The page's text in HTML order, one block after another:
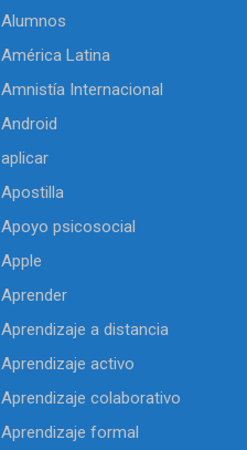
Alumnos
América Latina
Amnistía Internacional
Android
aplicar
Apostilla
Apoyo psicosocial
Apple
Aprender
Aprendizaje a distancia
Aprendizaje activo
Aprendizaje colaborativo
Aprendizaje formal